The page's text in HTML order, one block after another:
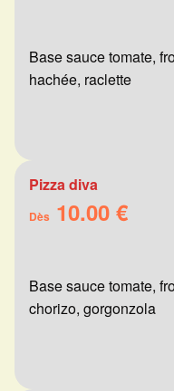
Base sauce tomate,
hachée, raclette
Pizza diva
Dès 10.00 €
Base sauce tomate,
chorizo, gorgonzola